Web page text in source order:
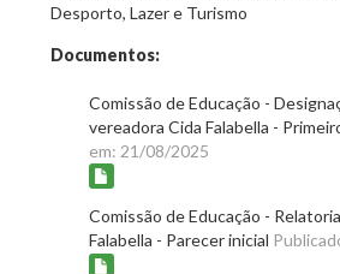
Desporto, Lazer e Turismo
Documentos:
Comissão de Educação -
vereadora Cida Falabella -
em: 21/08/2025
Comissão de Educação -
Falabella - Parecer inicial